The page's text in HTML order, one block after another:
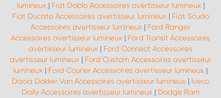
lumineux | Fiat Doblo Accessoires avertisseur lumineux |
Fiat Ducato Accessoires avertisseur lumineux | Fiat Scudo
Accessoires avertisseur lumineux | Ford Ranger
Accessoires avertisseur lumineux | Ford Transit Accessoires
avertisseur lumineux | Ford Connect Accessoires
avertisseur lumineux | Ford Custom Accessoires avertisseur
lumineux | Ford Courier Accessoires avertisseur lumineux |
Dacia Dokker Van Accessoires avertisseur lumineux | Iveco
Daily Accessoires avertisseur lumineux | Dodge Ram